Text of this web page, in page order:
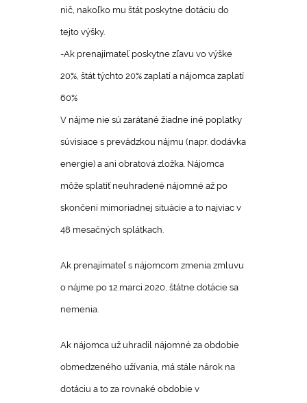
nič, nakoľko mu štát poskytne dotáciu do
tejto výšky.
-Ak prenajímateľ poskytne zľavu vo výške
20%, štát týchto 20% zaplatí a nájomca zaplatí
60%
V nájme nie sú zarátané žiadne iné poplatky
súvisiace s prevádzkou nájmu (napr. dodávka
energie) a ani obratová zložka. Nájomca
môže splatiť neuhradené nájomné až po
skončení mimoriadnej situácie a to najviac v
48 mesačných splátkach.
Ak prenajímateľ s nájomcom zmenia zmluvu
o nájme po 12.marci 2020, štátne dotácie sa
nemenia.
Ak nájomca už uhradil nájomné za obdobie
obmedzeného užívania, má stále nárok na
dotáciu a to za rovnaké obdobie v